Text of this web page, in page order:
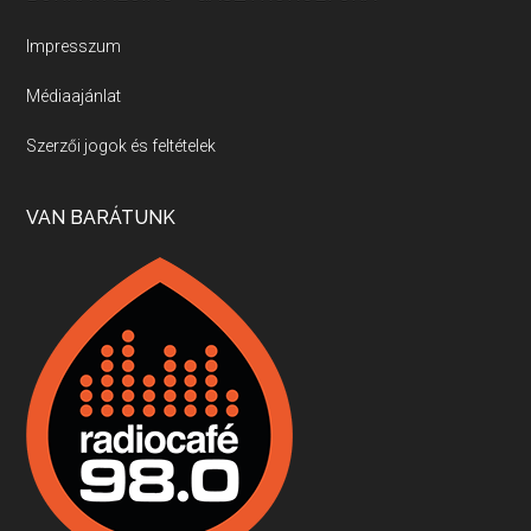
Villány, kékfrankos, Jackfall
Apr 17, 2026 • 00:35:38
Boston, teadélután, bab és homár
Apr 9, 2026 • 00:37:17
Fermentáljunk, a testünk meghálálja!
Apr 3, 2026 • 00:36:07
Impresszum
Médiaajánlat
Szerzői jogok és feltételek
VAN BARÁTUNK